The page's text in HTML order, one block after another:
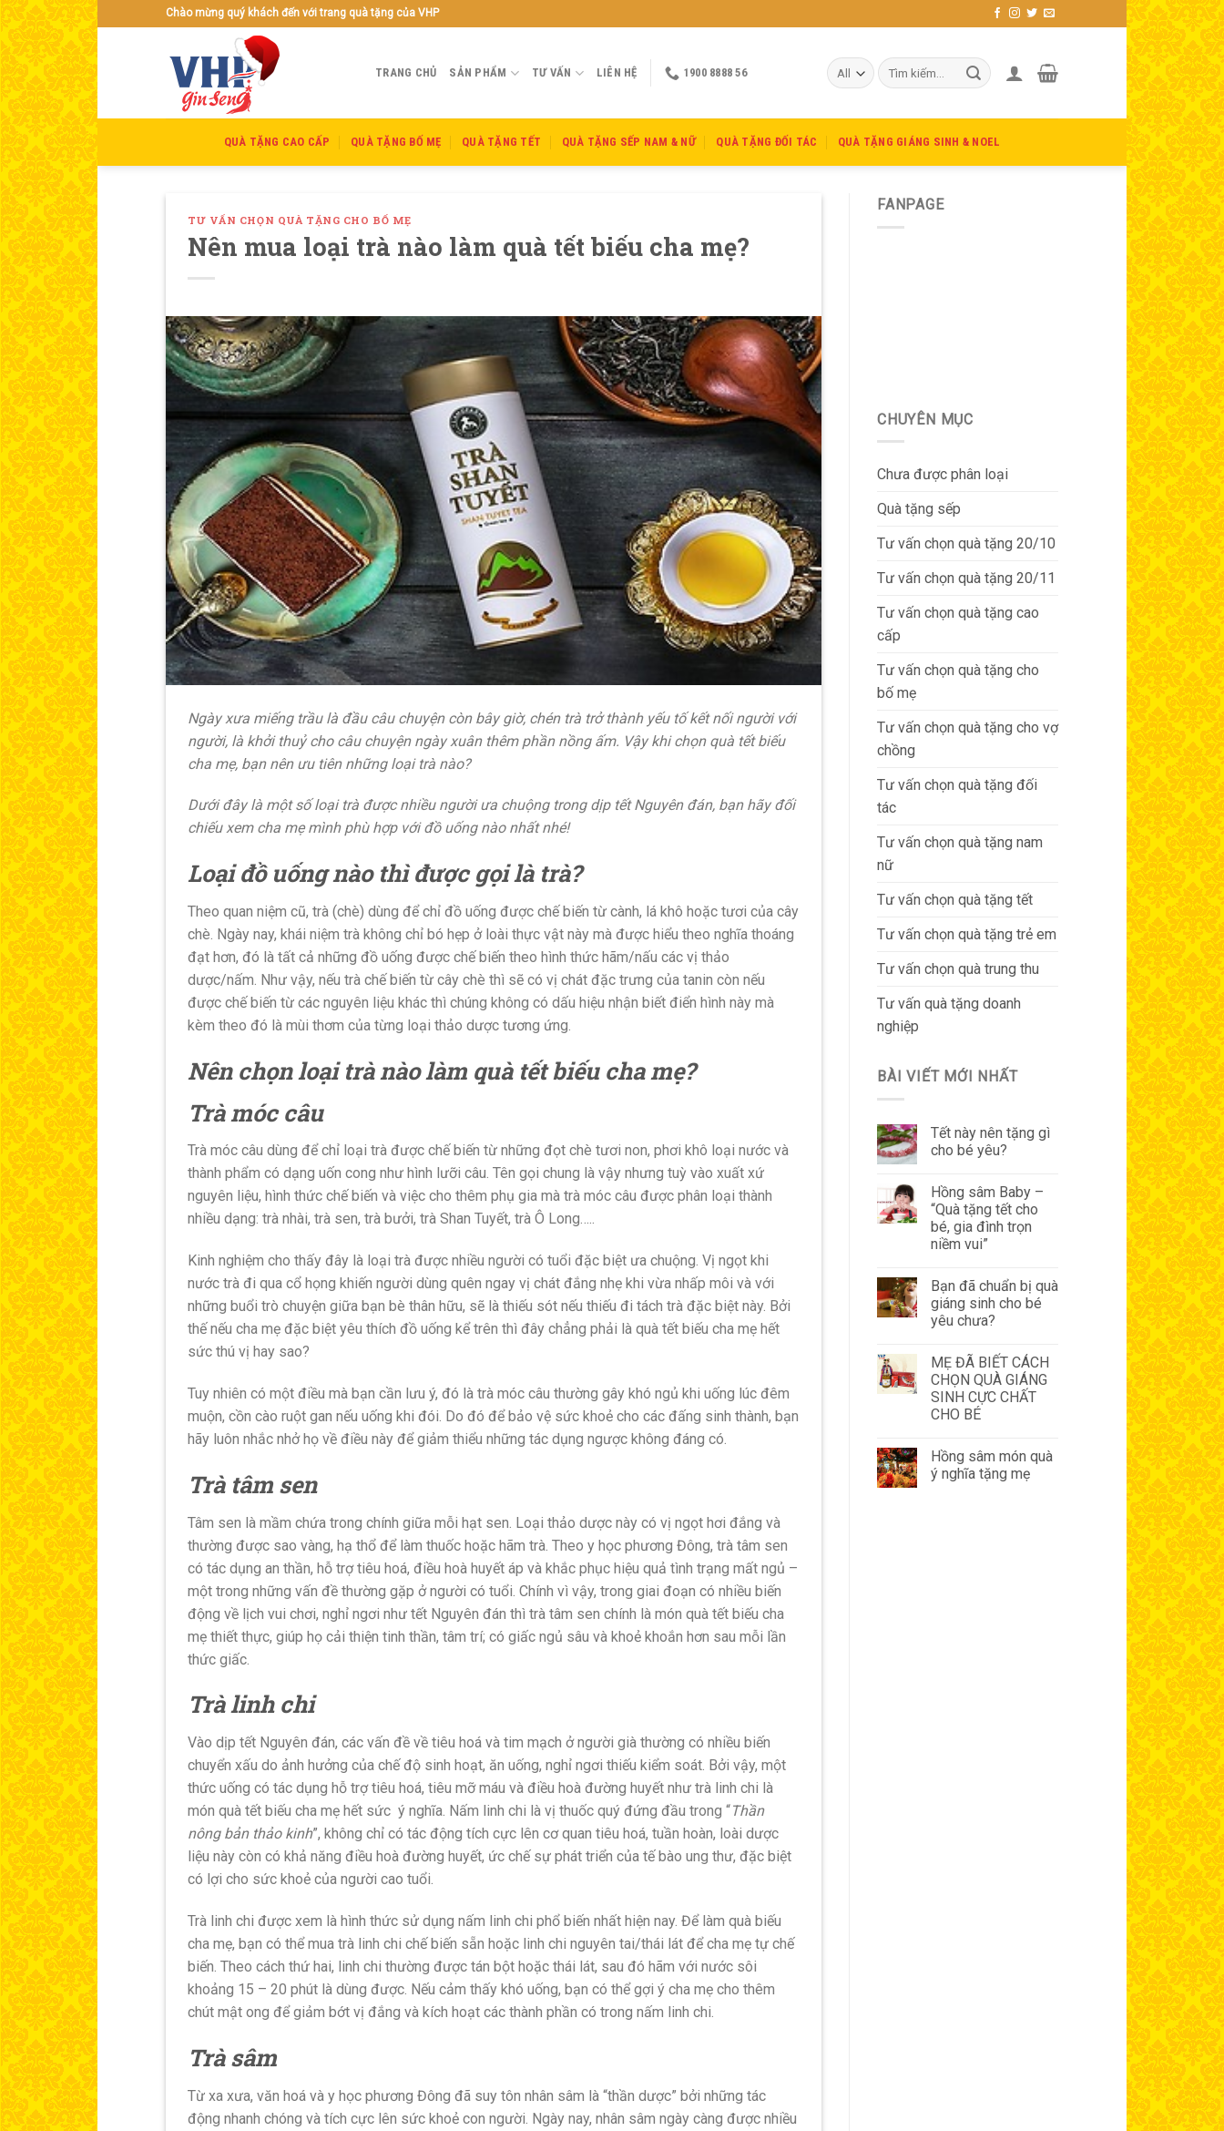
Skip
to
content
Chào mừng quý khách đến với trang quà tặng của VHP
TRANG CHỦ SẢN PHẨM TƯ VẤN LIÊN HỆ 1900 8888 56
Tìm
kiếm:
QUÀ TẶNG CAO CẤP QUÀ TẶNG BỐ MẸ QUÀ TẶNG TẾT QUÀ TẶNG SẾP NAM & NỮ QUÀ TẶNG ĐỐI TÁC QUÀ TẶNG GIÁNG SINH & NOEL
TƯ VẤN CHỌN QUÀ TẶNG CHO BỐ MẸ
Nên mua loại trà nào làm quà tết biếu cha mẹ?
Ngày xưa miếng trầu là đầu câu chuyện còn bây giờ, chén trà trở thành yếu tố kết nối người với
người, là khởi thuỷ cho câu chuyện ngày xuân thêm phần nồng ấm. Vậy khi chọn quà tết biếu
cha mẹ, bạn nên ưu tiên những loại trà nào?
Dưới đây là một số loại trà được nhiều người ưa chuộng trong dịp tết Nguyên đán, bạn hãy đối
chiếu xem cha mẹ mình phù hợp với đồ uống nào nhất nhé!
Loại đồ uống nào thì được gọi là trà?
Theo quan niệm cũ, trà (chè) dùng để chỉ đồ uống được chế biến từ cành, lá khô hoặc tươi của cây
chè. Ngày nay, khái niệm trà không chỉ bó hẹp ở loài thực vật này mà được hiểu theo nghĩa thoáng
đạt hơn, đó là tất cả những đồ uống được chế biến theo hình thức hãm/nấu các vị thảo
dược/nấm. Như vậy, nếu trà chế biến từ cây chè thì sẽ có vị chát đặc trưng của tanin còn nếu
được chế biến từ các nguyên liệu khác thì chúng không có dấu hiệu nhận biết điển hình này mà
kèm theo đó là mùi thơm của từng loại thảo dược tương ứng.
Nên chọn loại trà nào làm quà tết biếu cha mẹ?
Trà móc câu
Trà móc câu dùng để chỉ loại trà được chế biến từ những đọt chè tươi non, phơi khô loại nước và
thành phẩm có dạng uốn cong như hình lưỡi câu. Tên gọi chung là vậy nhưng tuỳ vào xuất xứ
nguyên liệu, hình thức chế biến và việc cho thêm phụ gia mà trà móc câu được phân loại thành
nhiều dạng: trà nhài, trà sen, trà bưởi, trà Shan Tuyết, trà Ô Long…..
Kinh nghiệm cho thấy đây là loại trà được nhiều người có tuổi đặc biệt ưa chuộng. Vị ngọt khi
nước trà đi qua cổ họng khiến người dùng quên ngay vị chát đắng nhẹ khi vừa nhấp môi và với
những buổi trò chuyện giữa bạn bè thân hữu, sẽ là thiếu sót nếu thiếu đi tách trà đặc biệt này. Bởi
thế nếu cha mẹ đặc biệt yêu thích đồ uống kể trên thì đây chẳng phải là quà tết biếu cha mẹ hết
sức thú vị hay sao?
Tuy nhiên có một điều mà bạn cần lưu ý, đó là trà móc câu thường gây khó ngủ khi uống lúc đêm
muộn, cồn cào ruột gan nếu uống khi đói. Do đó để bảo vệ sức khoẻ cho các đấng sinh thành, bạn
hãy luôn nhắc nhở họ về điều này để giảm thiểu những tác dụng ngược không đáng có.
Trà tâm sen
Tâm sen là mầm chứa trong chính giữa mỗi hạt sen. Loại thảo dược này có vị ngọt hơi đắng và
thường được sao vàng, hạ thổ để làm thuốc hoặc hãm trà. Theo y học phương Đông, trà tâm sen
có tác dụng an thần, hỗ trợ tiêu hoá, điều hoà huyết áp và khắc phục hiệu quả tình trạng mất ngủ –
một trong những vấn đề thường gặp ở người có tuổi. Chính vì vậy, trong giai đoạn có nhiều biến
động về lịch vui chơi, nghỉ ngơi như tết Nguyên đán thì trà tâm sen chính là món quà tết biếu cha
mẹ thiết thực, giúp họ cải thiện tinh thần, tâm trí; có giấc ngủ sâu và khoẻ khoắn hơn sau mỗi lần
thức giấc.
Trà linh chi
Vào dịp tết Nguyên đán, các vấn đề về tiêu hoá và tim mạch ở người già thường có nhiều biến
chuyển xấu do ảnh hưởng của chế độ sinh hoạt, ăn uống, nghỉ ngơi thiếu kiểm soát. Bởi vậy, một
thức uống có tác dụng hỗ trợ tiêu hoá, tiêu mỡ máu và điều hoà đường huyết như trà linh chi là
món quà tết biếu cha mẹ hết sức ý nghĩa. Nấm linh chi là vị thuốc quý đứng đầu trong “Thần
nông bản thảo kinh”, không chỉ có tác động tích cực lên cơ quan tiêu hoá, tuần hoàn, loài dược
liệu này còn có khả năng điều hoà đường huyết, ức chế sự phát triển của tế bào ung thư, đặc biệt
có lợi cho sức khoẻ của người cao tuổi.
Trà linh chi được xem là hình thức sử dụng nấm linh chi phổ biến nhất hiện nay. Để làm quà biếu
cha mẹ, bạn có thể mua trà linh chi chế biến sẵn hoặc linh chi nguyên tai/thái lát để cha mẹ tự chế
biến. Theo cách thứ hai, linh chi thường được tán bột hoặc thái lát, sau đó hãm với nước sôi
khoảng 15 – 20 phút là dùng được. Nếu cảm thấy khó uống, bạn có thể gợi ý cha mẹ cho thêm
chút mật ong để giảm bớt vị đắng và kích hoạt các thành phần có trong nấm linh chi.
Trà sâm
Từ xa xưa, văn hoá và y học phương Đông đã suy tôn nhân sâm là “thần dược” bởi những tác
động nhanh chóng và tích cực lên sức khoẻ con người. Ngày nay, nhân sâm ngày càng được nhiều
FANPAGE
CHUYÊN MỤC
Chưa được phân loại
Quà tặng sếp
Tư vấn chọn quà tặng 20/10
Tư vấn chọn quà tặng 20/11
Tư vấn chọn quà tặng cao
cấp
Tư vấn chọn quà tặng cho
bố mẹ
Tư vấn chọn quà tặng cho vợ
chồng
Tư vấn chọn quà tặng đối
tác
Tư vấn chọn quà tặng nam
nữ
Tư vấn chọn quà tặng tết
Tư vấn chọn quà tặng trẻ em
Tư vấn chọn quà trung thu
Tư vấn quà tặng doanh
nghiệp
BÀI VIẾT MỚI NHẤT
Tết này nên tặng gì
cho bé yêu?
Hồng sâm Baby –
“Quà tặng tết cho
bé, gia đình trọn
niềm vui”
Bạn đã chuẩn bị quà
giáng sinh cho bé
yêu chưa?
MẸ ĐÃ BIẾT CÁCH
CHỌN QUÀ GIÁNG
SINH CỰC CHẤT
CHO BÉ
Hồng sâm món quà
ý nghĩa tặng mẹ